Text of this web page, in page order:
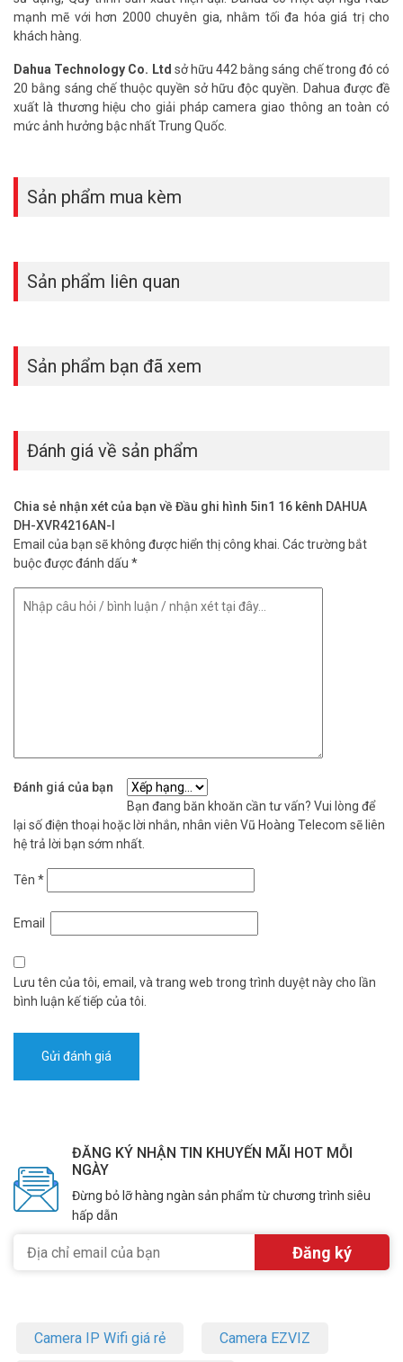
mạnh mẽ với hơn 2000 chuyên gia, nhằm tối đa hóa giá trị cho
khách hàng.
Dahua Technology Co. Ltd sở hữu 442 bằng sáng chế trong đó có
20 bằng sáng chế thuộc quyền sở hữu độc quyền. Dahua được đề
xuất là thương hiệu cho giải pháp camera giao thông an toàn có
mức ảnh hưởng bậc nhất Trung Quốc.
Sản phẩm mua kèm
Sản phẩm liên quan
Sản phẩm bạn đã xem
Đánh giá về sản phẩm
Chia sẻ nhận xét của bạn về Đầu ghi hình 5in1 16 kênh DAHUA
DH-XVR4216AN-I
Email của bạn sẽ không được hiển thị công khai. Các trường bắt
buộc được đánh dấu *
Đánh giá của bạn
Bạn đang băn khoăn cần tư vấn? Vui lòng để
lại số điện thoại hoặc lời nhắn, nhân viên Vũ Hoàng Telecom sẽ liên
hệ trả lời bạn sớm nhất.
Tên *
Email
Lưu tên của tôi, email, và trang web trong trình duyệt này cho lần
bình luận kế tiếp của tôi.
ĐĂNG KÝ NHẬN TIN KHUYẾN MÃI HOT MỖI
NGÀY
Đừng bỏ lỡ hàng ngàn sản phẩm từ chương trình siêu
hấp dẫn
Camera IP Wifi giá rẻ Camera EZVIZ